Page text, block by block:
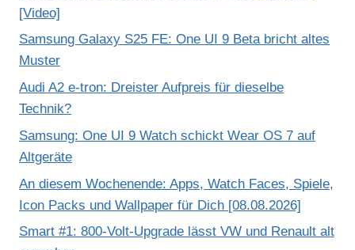
[Video]
Samsung Galaxy S25 FE: One UI 9 Beta bricht altes
Muster
Audi A2 e-tron: Dreister Aufpreis für dieselbe
Technik?
Samsung: One UI 9 Watch schickt Wear OS 7 auf
Altgeräte
An diesem Wochenende: Apps, Watch Faces, Spiele,
Icon Packs und Wallpaper für Dich [08.08.2026]
Smart #1: 800-Volt-Upgrade lässt VW und Renault alt